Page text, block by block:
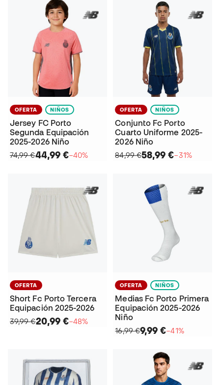
OFERTA NIÑOS
Jersey FC Porto
Segunda Equipación
2025-2026 Niño
74,99 €44,99 €−40%
OFERTA NIÑOS
Conjunto Fc Porto
Cuarto Uniforme 2025-
2026 Niño
84,99 €58,99 €−31%
OFERTA
Short Fc Porto Tercera
Equipación 2025-2026
39,99 €20,99 €−48%
OFERTA NIÑOS
Medias Fc Porto Primera
Equipación 2025-2026
Niño
16,99 €9,99 €−41%